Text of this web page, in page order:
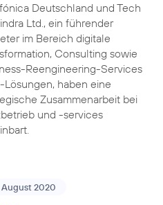
Deutschland und Tech
Ltd., ein führender
im Bereich digitale
Consulting sowie
Reengineering-Services
Lösungen, haben eine
Zusammenarbeit bei
und -services
August 2020